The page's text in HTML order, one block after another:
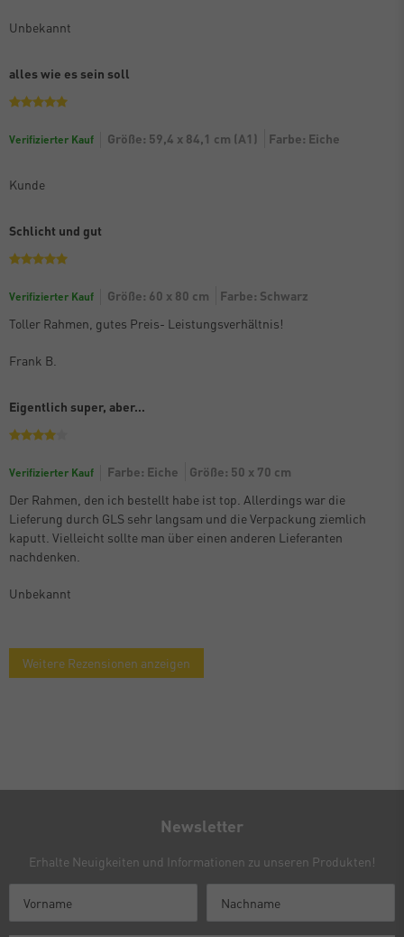
Unbekannt
alles wie es sein soll
Verifizierter Kauf Größe: 59,4 x 84,1 cm (A1) Farbe: Eiche
Kunde
Schlicht und gut
Verifizierter Kauf Größe: 60 x 80 cm
Farbe: Schwarz
Toller Rahmen, gutes Preis- Leistungsverhältnis!
Frank B.
Eigentlich super, aber…
Verifizierter Kauf Farbe: Eiche
Größe: 50 x 70 cm
Der Rahmen, den ich bestellt habe ist top. Allerdings war die
Lieferung durch GLS sehr langsam und die Verpackung ziemlich
kaputt. Vielleicht sollte man über einen anderen Lieferanten
nachdenken.
Unbekannt
Weitere Rezensionen anzeigen
Newsletter
Erhalte Neuigkeiten und Informationen zu unseren Produkten!